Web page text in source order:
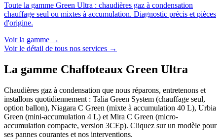
Toute la gamme Green Ultra : chaudières gaz à condensation
chauffage seul ou mixtes à accumulation. Diagnostic précis et pièces
d'origine.
Voir la gamme →
Voir le détail de tous nos services →
La gamme Chaffoteaux Green Ultra
Chaudières gaz à condensation que nous réparons, entretenons et
installons quotidiennement : Talia Green System (chauffage seul,
option ballon), Niagara C Green (mixte à accumulation 40 L), Urbia
Green (mini-accumulation 4 L) et Mira C Green (micro-
accumulation compacte, version 3CEp). Cliquez sur un modèle pour
ses pannes courantes et nos interventions.